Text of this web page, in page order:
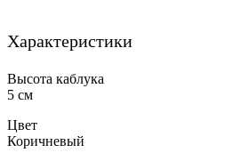
Характеристики
Высота каблука
5 см
Цвет
Коричневый